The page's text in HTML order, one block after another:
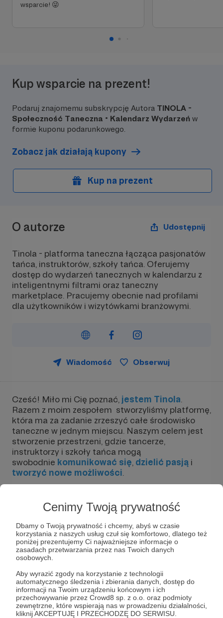
Cenimy Twoją prywatność
Dbamy o Twoją prywatność i chcemy, abyś w czasie
korzystania z naszych usług czuł się komfortowo, dlatego też
poniżej prezentujemy Ci najważniejsze informacje o
zasadach przetwarzania przez nas Twoich danych
osobowych.
Aby wyrazić zgody na korzystanie z technologii
automatycznego śledzenia i zbierania danych, dostęp do
informacji na Twoim urządzeniu końcowym i ich
przechowywanie przez Crowd8 sp. z o.o. oraz podmioty
zewnętrzne, które wspierają nas w prowadzeniu działalności,
kliknij AKCEPTUJĘ I PRZECHODZĘ DO SERWISU.
wsparcie! 😜
Kup wsparcie na prezent!
Podaruj znajomemu subskrypcję Autora TINOLA -
Społeczność Taneczna • Kalendarz Wydarzeń w
formie kuponu podarunkowego.
Zobacz jak działają kupony
Kup na prezent
O autorze Udostępnij
Tinola - platforma taneczna łącząca pasjonatów
tańca, instruktorów, szkoły tańca. Oferujemy
dostęp do wydarzeń tanecznych w kalendarzu z
inteligentnymi filtrami oraz taneczny
marketplace. Pracujemy obecnie nad profilami
dla użytkowników i wizytówkami branżowymi.
Wiadomość Obserwuj
Cześć! Miło mi Cię poznać, jestem Tinola
Razem z moim zespołem stworzyliśmy platformę,
która ma za zadanie zrzeszyć całe środowisko
taneczne w jednym miejscu. Naszym celem jest
stworzenie przestrzeni, gdzie tancerze,
instruktorzy i szkoły tańca mogą
swobodnie komunikować się dzielić pasją i
tworzyć nowe możliwości
zabawa słowem - powtórz proszę, trzy razy pod
rząd: TinolaTinolaTinola...
Tak, jesteśmy miłośnikami tańców
latynoamerykańskich, ale nie tylko na tych się
skupiamy. Chcielibyśmy połączyć całe
środowisko, by zarażać jeszcze więcej ludzi
miłością do tańca.
Na tą chwilę możemy się pochwalić ciągle
wzrastajacymi statystykami. Na instagramie
obserwuje nas jużponad 500 osób, a nasza